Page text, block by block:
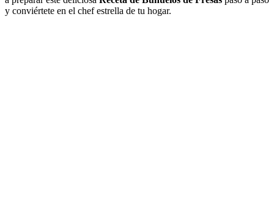
y conviértete en el chef estrella de tu hogar.